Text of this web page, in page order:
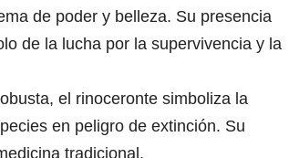
de poder y belleza. Su presencia
de la lucha por la supervivencia y la
el rinoceronte simboliza la
en peligro de extinción. Su
tradicional.